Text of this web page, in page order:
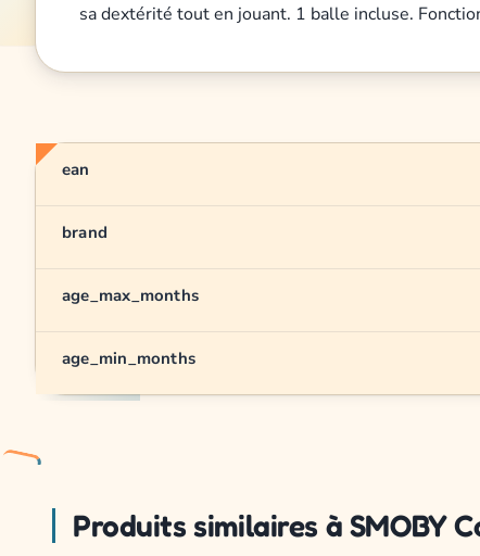
sa dextérité tout en jouant. 1 balle incluse.
ean
brand
age_max_months
age_min_months
Produits similaires à SMOBY